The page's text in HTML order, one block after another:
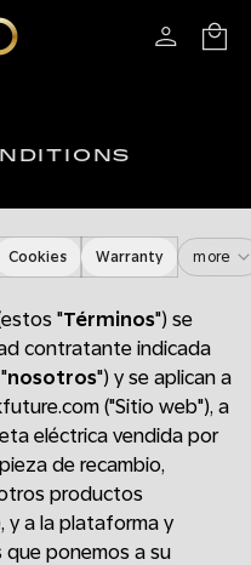
Cookies Warranty more
"Términos") se
contratante indicada
nosotros") y se aplican a
("Sitio web"), a
eléctrica vendida por
de recambio,
productos
y a la plataforma y
que ponemos a su